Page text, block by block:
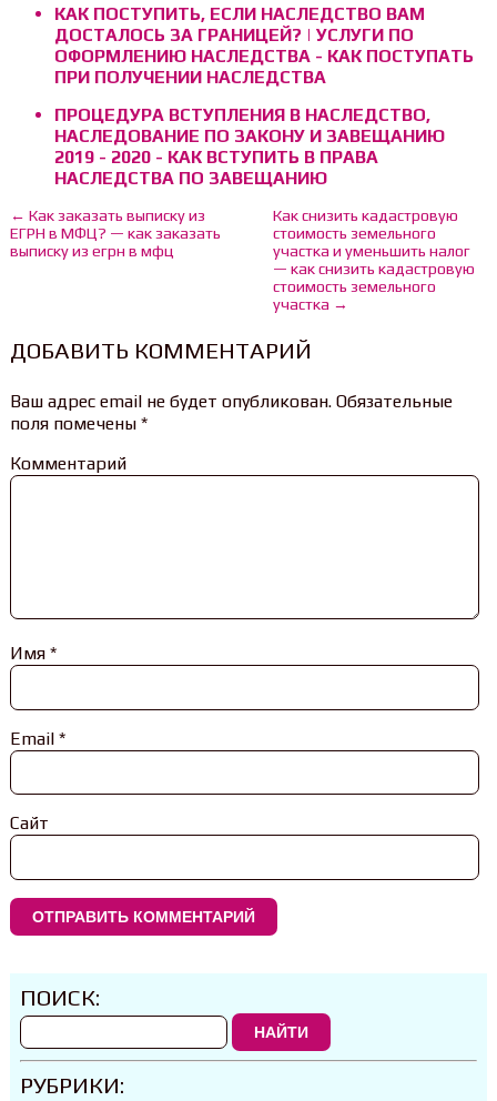
КАК ПОСТУПИТЬ, ЕСЛИ НАСЛЕДСТВО ВАМ
ДОСТАЛОСЬ ЗА ГРАНИЦЕЙ? | УСЛУГИ ПО
ОФОРМЛЕНИЮ НАСЛЕДСТВА - КАК ПОСТУПАТЬ
ПРИ ПОЛУЧЕНИИ НАСЛЕДСТВА
ПРОЦЕДУРА ВСТУПЛЕНИЯ В НАСЛЕДСТВО,
НАСЛЕДОВАНИЕ ПО ЗАКОНУ И ЗАВЕЩАНИЮ
2019 - 2020 - КАК ВСТУПИТЬ В ПРАВА
НАСЛЕДСТВА ПО ЗАВЕЩАНИЮ
← Как заказать выписку из
ЕГРН в МФЦ? — как заказать
выписку из егрн в мфц
Как снизить кадастровую
стоимость земельного
участка и уменьшить налог
— как снизить кадастровую
стоимость земельного
участка →
ДОБАВИТЬ КОММЕНТАРИЙ
Ваш адрес email не будет опубликован.Обязательные
поля помечены *
Комментарий
Имя *
Email *
Сайт
ПОИСК:
НАЙТИ
РУБРИКИ: